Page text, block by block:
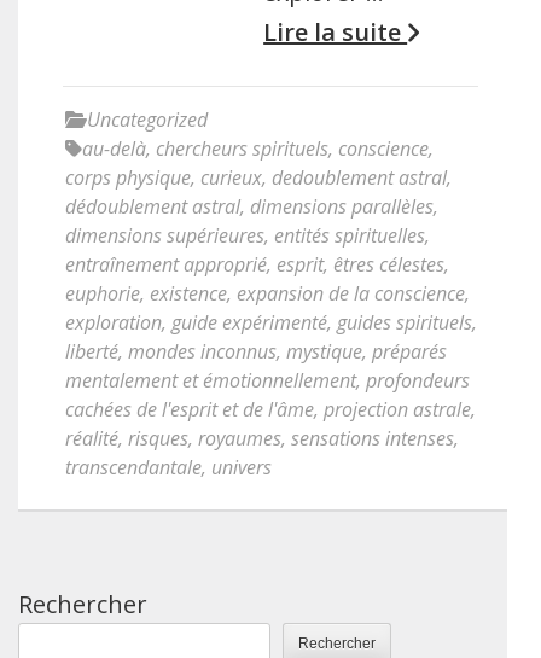
Lire la suite
Uncategorized
au-delà, chercheurs spirituels, conscience,
corps physique, curieux, dedoublement astral,
dédoublement astral, dimensions parallèles,
dimensions supérieures, entités spirituelles,
entraînement approprié, esprit, êtres célestes,
euphorie, existence, expansion de la conscience,
exploration, guide expérimenté, guides spirituels,
liberté, mondes inconnus, mystique, préparés
mentalement et émotionnellement, profondeurs
cachées de l'esprit et de l'âme, projection astrale,
réalité, risques, royaumes, sensations intenses,
transcendantale, univers
Rechercher
Rechercher